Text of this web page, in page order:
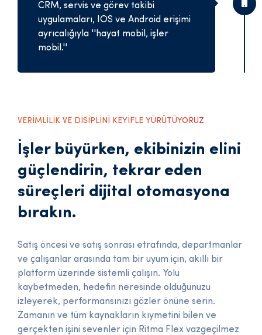
CRM, servis ve görev takibi
uygulamaları, IOS ve Android erişimi
ayrıcalığıyla ''hayat mobil, işler
mobil.''
VERİMLİLİK VE DİSİPLİNİ KEYİFLE YÜRÜTÜYORUZ.
İşler büyürken, ekibinizin elini
güçlendirin, tekrar eden
süreçleri dijital otomasyona
bırakın.
Satış öncesi ve satış sonrası etrafında, departmanlar
ve çalışanlar arasında tam bir uyum için, akıllı bir
platform üzerinde sistemli çalışın. Yolu
kaybetmeden, hedefin neresinde olduğunuzu
izleyerek, performansınızı gözler önüne serin.
Zamanın ve tüm kaynakların kıymetini bilen ve
gerçekten işini sevenler için Ritma Flex vazgeçilmez